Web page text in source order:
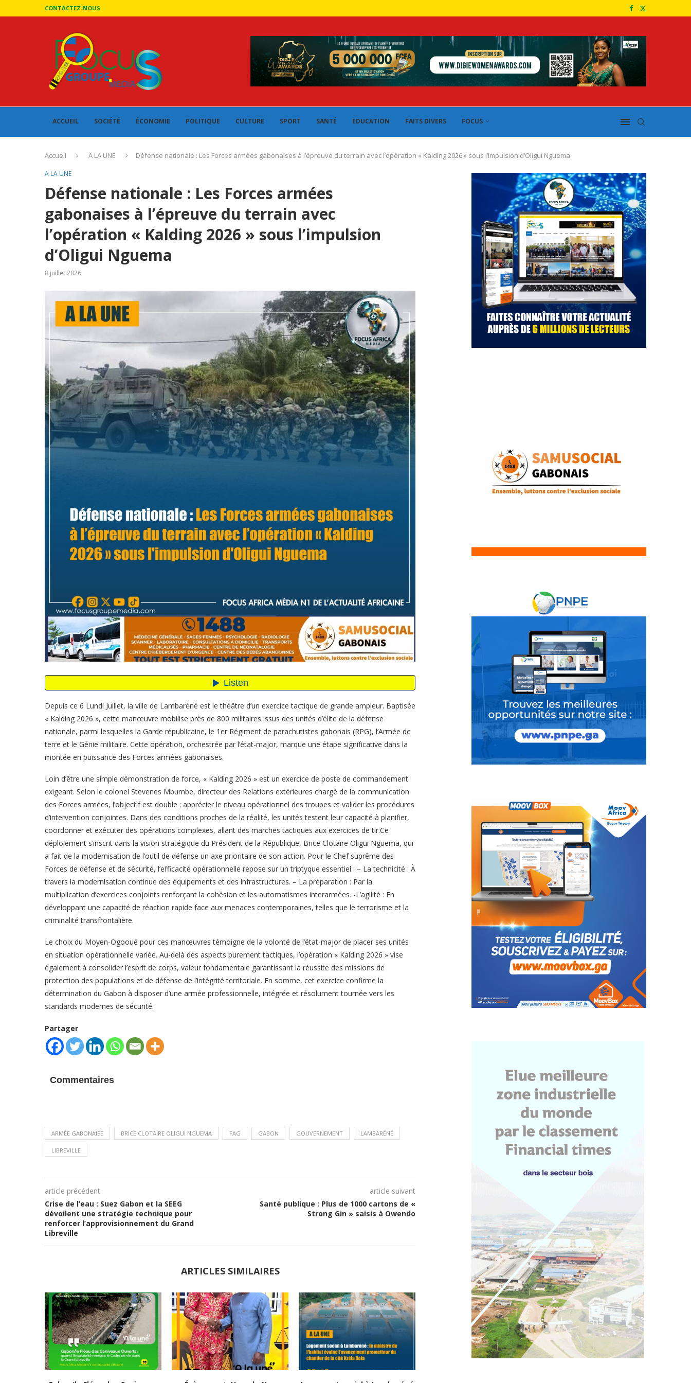
CONTACTEZ-NOUS
ACCUEIL SOCIÉTÉ ÉCONOMIE POLITIQUE CULTURE SPORT SANTÉ EDUCATION FAITS DIVERS FOCUS
Accueil A LA UNE Défense nationale : Les Forces armées gabonaises à l’épreuve du terrain avec l’opération « Kalding 2026 » sous l’impulsion d’Oligui Nguema
A LA UNE
Défense nationale : Les Forces armées
gabonaises à l’épreuve du terrain avec
l’opération « Kalding 2026 » sous l’impulsion
d’Oligui Nguema
8 juillet 2026
Depuis ce 6 Lundi Juillet, la ville de Lambaréné est le théâtre d’un exercice tactique de grande ampleur. Baptisée
« Kalding 2026 », cette manœuvre mobilise près de 800 militaires issus des unités d’élite de la défense
nationale, parmi lesquelles la Garde républicaine, le 1er Régiment de parachutistes gabonais (RPG), l’Armée de
terre et le Génie militaire. Cette opération, orchestrée par l’état-major, marque une étape significative dans la
montée en puissance des Forces armées gabonaises.
Loin d’être une simple démonstration de force, « Kalding 2026 » est un exercice de poste de commandement
exigeant. Selon le colonel Stevenes Mbumbe, directeur des Relations extérieures chargé de la communication
des Forces armées, l’objectif est double : apprécier le niveau opérationnel des troupes et valider les procédures
d’intervention conjointes. Dans des conditions proches de la réalité, les unités testent leur capacité à planifier,
coordonner et exécuter des opérations complexes, allant des marches tactiques aux exercices de tir.Ce
déploiement s’inscrit dans la vision stratégique du Président de la République, Brice Clotaire Oligui Nguema, qui
a fait de la modernisation de l’outil de défense un axe prioritaire de son action. Pour le Chef suprême des
Forces de défense et de sécurité, l’efficacité opérationnelle repose sur un triptyque essentiel : – La technicité : À
travers la modernisation continue des équipements et des infrastructures. – La préparation : Par la
multiplication d’exercices conjoints renforçant la cohésion et les automatismes interarmées. -L’agilité : En
développant une capacité de réaction rapide face aux menaces contemporaines, telles que le terrorisme et la
criminalité transfrontalière.
Le choix du Moyen-Ogooué pour ces manœuvres témoigne de la volonté de l’état-major de placer ses unités
en situation opérationnelle variée. Au-delà des aspects purement tactiques, l’opération « Kalding 2026 » vise
également à consolider l’esprit de corps, valeur fondamentale garantissant la réussite des missions de
protection des populations et de défense de l’intégrité territoriale. En somme, cet exercice confirme la
détermination du Gabon à disposer d’une armée professionnelle, intégrée et résolument tournée vers les
standards modernes de sécurité.
Partager
Commentaires
ARMÉE GABONAISE BRICE CLOTAIRE OLIGUI NGUEMA FAG GABON GOUVERNEMENT LAMBARÉNÉ
LIBREVILLE
article précédent
Crise de l’eau : Suez Gabon et la SEEG
dévoilent une stratégie technique pour
renforcer l’approvisionnement du Grand
Libreville
article suivant
Santé publique : Plus de 1000 cartons de «
Strong Gin » saisis à Owendo
ARTICLES SIMILAIRES